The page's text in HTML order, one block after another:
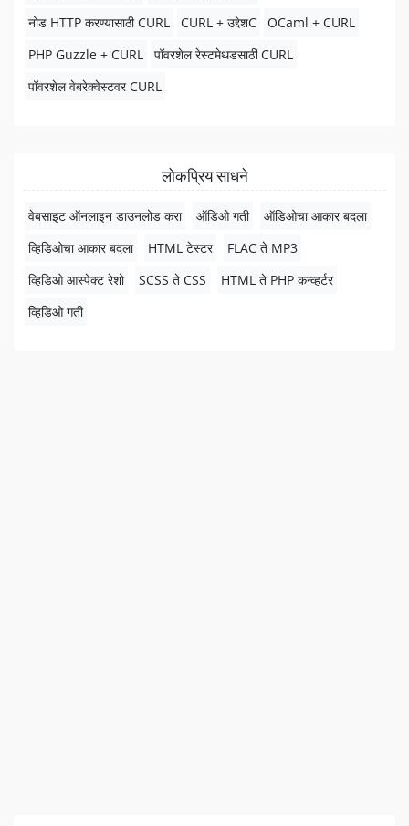
नोड HTTP करण्यासाठी CURL
CURL + उद्देशC
OCaml + CURL
PHP Guzzle + CURL
पॉवरशेल रेस्टमेथडसाठी CURL
पॉवरशेल वेबरेक्वेस्टवर CURL
लोकप्रिय साधने
वेबसाइट ऑनलाइन डाउनलोड करा ऑडिओ गती
ऑडिओचा आकार बदला
व्हिडिओचा आकार बदला
HTML टेस्टर
FLAC ते MP3
व्हिडिओ आस्पेक्ट रेशो
SCSS ते CSS
HTML ते PHP कन्व्हर्टर
व्हिडिओ गती